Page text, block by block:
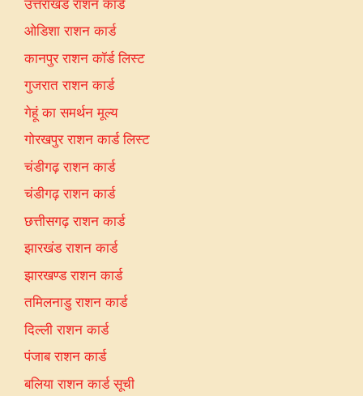
उत्तराखंड राशन कार्ड
ओडिशा राशन कार्ड
कानपुर राशन कॉर्ड लिस्ट
गुजरात राशन कार्ड
गेहूं का समर्थन मूल्य
गोरखपुर राशन कार्ड लिस्ट
चंडीगढ़ राशन कार्ड
चंडीगढ़ राशन कार्ड
छत्तीसगढ़ राशन कार्ड
झारखंड राशन कार्ड
झारखण्ड राशन कार्ड
तमिलनाडु राशन कार्ड
दिल्ली राशन कार्ड
पंजाब राशन कार्ड
बलिया राशन कार्ड सूची